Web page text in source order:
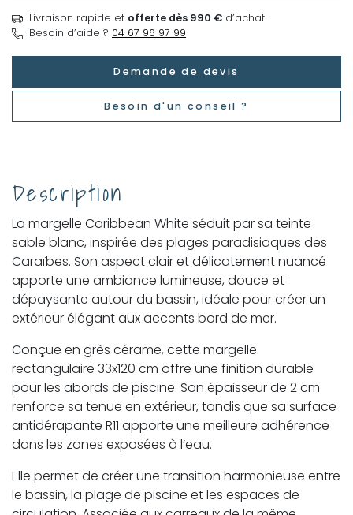
Livraison rapide et offerte dès 990 € d’achat.
Besoin d’aide ? 04 67 96 97 99
Demande de devis
Besoin d'un conseil ?
Description
La margelle Caribbean White séduit par sa teinte
sable blanc, inspirée des plages paradisiaques des
Caraïbes. Son aspect clair et délicatement nuancé
apporte une ambiance lumineuse, douce et
dépaysante autour du bassin, idéale pour créer un
extérieur élégant aux accents bord de mer.
Conçue en grès cérame, cette margelle
rectangulaire 33x120 cm offre une finition durable
pour les abords de piscine. Son épaisseur de 2 cm
renforce sa tenue en extérieur, tandis que sa surface
antidérapante R11 apporte une meilleure adhérence
dans les zones exposées à l’eau.
Elle permet de créer une transition harmonieuse entre
le bassin, la plage de piscine et les espaces de